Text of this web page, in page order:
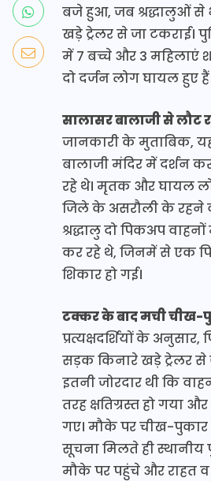
बजे हुआ, जब श्रद्धालुओं
खड़े ट्रेलर से जा टकराई।
में 7 बच्चे और 3 महिलाएं
दो दर्जन लोग घायल हुए
सालासर बालाजी से लौट
जानकारी के मुताबिक,
बालाजी मंदिर में दर्शन
रहे थे। मृतक और घायल
जिले के असरौली के रहने
श्रद्धालु दो पिकअप
कर रहे थे, जिनमें से एक
शिकार हो गई।
टक्कर के बाद मची चीख-
प्रत्यक्षदर्शियों के
सड़क किनारे खड़े ट्रेलर से
इतनी जोरदार थी कि
तरह क्षतिग्रस्त हो गया
गए। मौके पर चीख-पुकार
सूचना मिलते ही स्थानीय
मौके पर पहुंचे और राहत व